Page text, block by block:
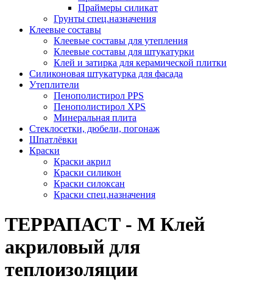
Праймеры силикат
Грунты спец.назначения
Клеевые составы
Клеевые составы для утепления
Клеевые составы для штукатурки
Клей и затирка для керамической плитки
Силиконовая штукатурка для фасада
Утеплители
Пенополистирол PPS
Пенополистирол XPS
Минеральная плита
Стеклосетки, дюбели, погонаж
Шпатлёвки
Краски
Краски акрил
Краски силикон
Краски силоксан
Краски спец.назначения
ТЕРРАПАСТ - М Клей
акриловый для
теплоизоляции